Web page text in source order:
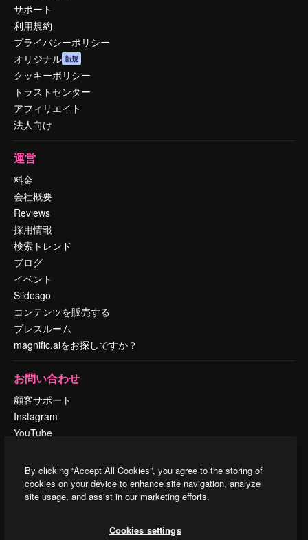
サポート
利用規約
プライバシーポリシー
オリジナル 新規
クッキーポリシー
トラストセンター
アフィリエイト
法人向け
運営
料金
会社概要
Reviews
採用情報
検索トレンド
ブログ
イベント
Slidesgo
コンテンツを販売する
プレスルーム
magnific.aiをお探しですか？
お問い合わせ
顧客サポート
Instagram
YouTube
TikTok
Discord
By clicking “Accept All Cookies”, you agree to the storing of
cookies on your device to enhance site navigation, analyze
site usage, and assist in our marketing efforts.
Cookies settings